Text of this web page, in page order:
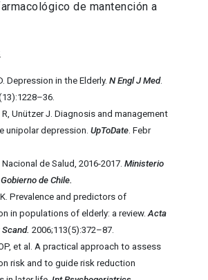
de mantención a
Depression in the Elderly.N Engl J Med.
Unützer J. Diagnosis and management
unipolar depression.UpToDate. Febr
Nacional de Salud, 2016-2017.Ministerio
de Chile.
Prevalence and predictors of
in populations of elderly: a review.Acta
2006;113(5):372–87.
et al. A practical approach to assess
risk and to guide risk reduction